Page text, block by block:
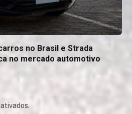
no Brasil e Strada
no mercado automotivo